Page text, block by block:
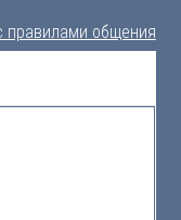
правилами общения